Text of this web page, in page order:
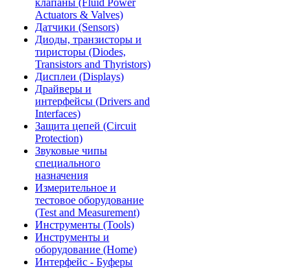
клапаны (Fluid Power
Actuators & Valves)
Датчики (Sensors)
Диоды, транзисторы и
тиристоры (Diodes,
Transistors and Thyristors)
Дисплеи (Displays)
Драйверы и
интерфейсы (Drivers and
Interfaces)
Защита цепей (Circuit
Protection)
Звуковые чипы
специального
назначения
Измерительное и
тестовое оборудование
(Test and Measurement)
Инструменты (Tools)
Инструменты и
оборудование (Home)
Интерфейс - Буферы